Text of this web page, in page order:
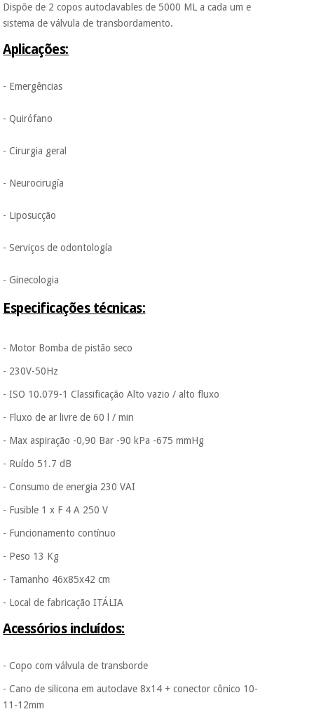
Dispõe de 2 copos autoclavables de 5000 ML a cada um e
sistema de válvula de transbordamento.
Aplicações:
- Emergências
- Quirófano
- Cirurgia geral
- Neurocirugía
- Liposucção
- Serviços de odontología
- Ginecologia
Especificações técnicas:
- Motor Bomba de pistão seco
- 230V-50Hz
- ISO 10.079-1 Classificação Alto vazio / alto fluxo
- Fluxo de ar livre de 60 l / min
- Max aspiração -0,90 Bar -90 kPa -675 mmHg
- Ruído 51.7 dB
- Consumo de energia 230 VAI
- Fusible 1 x F 4 A 250 V
- Funcionamento contínuo
- Peso 13 Kg
- Tamanho 46x85x42 cm
- Local de fabricação ITÁLIA
Acessórios incluídos:
- Copo com válvula de transborde
- Cano de silicona em autoclave 8x14 + conector cônico 10-
11-12mm